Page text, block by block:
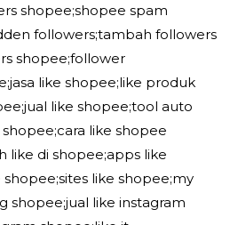
shopee;shopee spam
followers;tambah followers
shopee;follower
like shopee;like produk
like shopee;tool auto
like shopee
like di shopee;apps like
like shopee;my
shopee;jual like instagram